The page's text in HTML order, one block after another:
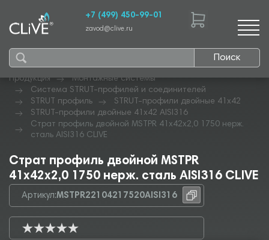
Поиск
+7 (499) 450-99-01
zavod@clive.ru
Продукция
Монтажные системы
Система STRUT-профилей и соединителей
STRUT профиль
STRUT-профили двойные 41х42
STRUT-профили двойные 41х42 AISI316
Страт профиль двойной MSTPR 41х42х2,0 1750 нерж.
сталь AISI316 CLIVE
Страт профиль двойной MSTPR
41х42х2,0 1750 нерж. сталь AISI316 CLIVE
Артикул:MSTPR22104217520AISI316